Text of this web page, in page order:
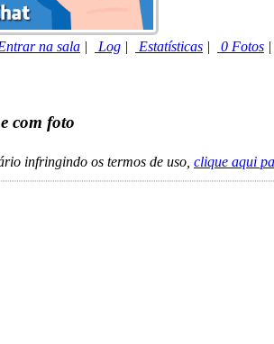
na sala | Log | Estatísticas | 0 Fotos
com foto
infringindo os termos de uso, clique aqui